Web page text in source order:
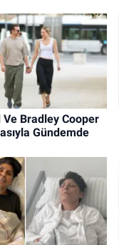
Ve Bradley Cooper
Gündemde